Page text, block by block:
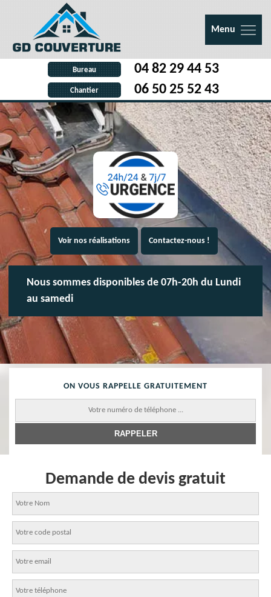
Menu
Bureau 04 82 29 44 53
Chantier 06 50 25 52 43
Voir nos réalisations Contactez-nous !
Nous sommes disponibles de 07h-20h du Lundi
au samedi
ON VOUS RAPPELLE GRATUITEMENT
Demande de devis gratuit